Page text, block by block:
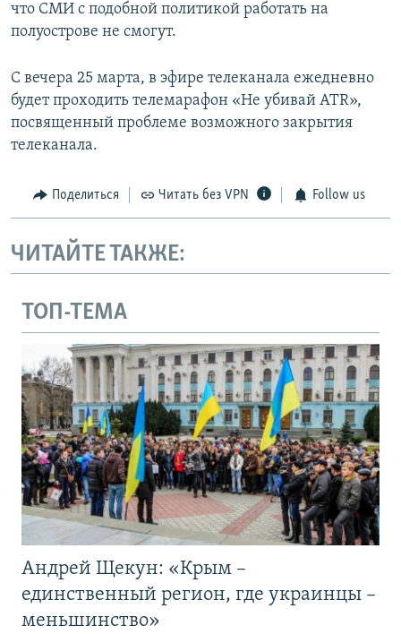
что СМИ с подобной политикой работать на
полуострове не смогут.
С вечера 25 марта, в эфире телеканала ежедневно
будет проходить телемарафон «Не убивай ATR»,
посвященный проблеме возможного закрытия
телеканала.
Поделиться Читать без VPN Follow us
ЧИТАЙТЕ ТАКЖЕ:
ТОП-ТЕМА
Андрей Щекун: «Крым –
единственный регион, где украинцы –
меньшинство»